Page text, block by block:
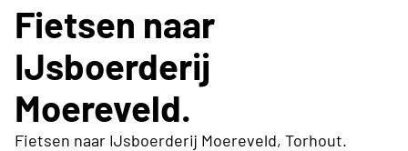
Fietsen naar
IJsboerderij
Moereveld.
Fietsen naar IJsboerderij Moereveld, Torhout.